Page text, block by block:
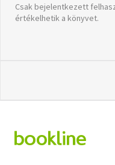
Csak bejelentkezett
értékelhetik a könyvet.